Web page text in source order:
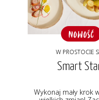
W PROSTOCIE
Smart
Wykonaj mały krok